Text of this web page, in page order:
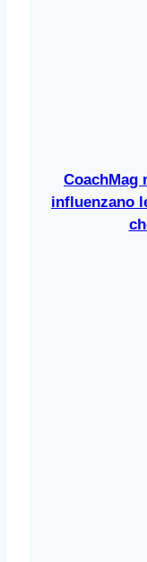
CoachMag
influenzano